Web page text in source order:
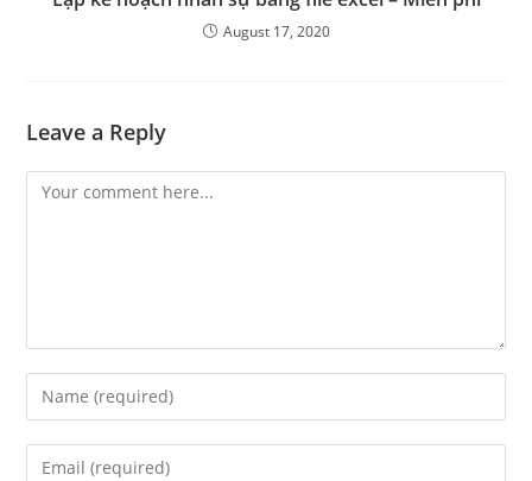
August 17, 2020
Leave a Reply
Comment
Enter
your
name
Enter